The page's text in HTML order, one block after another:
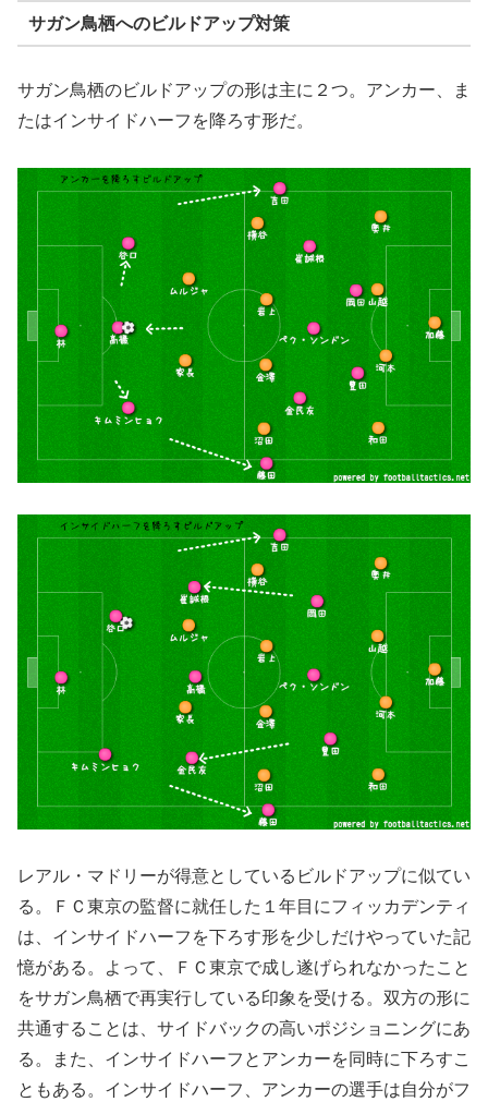
サガン鳥栖へのビルドアップ対策
サガン鳥栖のビルドアップの形は主に２つ。アンカー、ま
たはインサイドハーフを降ろす形だ。
レアル・マドリーが得意としているビルドアップに似てい
る。ＦＣ東京の監督に就任した１年目にフィッカデンティ
は、インサイドハーフを下ろす形を少しだけやっていた記
憶がある。よって、ＦＣ東京で成し遂げられなかったこと
をサガン鳥栖で再実行している印象を受ける。双方の形に
共通することは、サイドバックの高いポジショニングにあ
る。また、インサイドハーフとアンカーを同時に下ろすこ
ともある。インサイドハーフ、アンカーの選手は自分がフ